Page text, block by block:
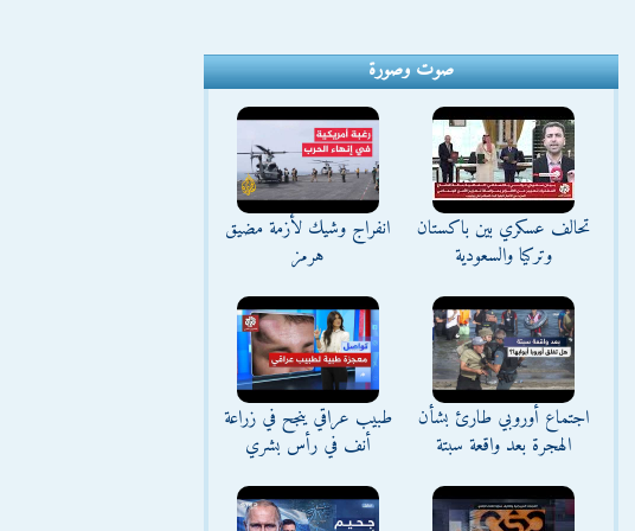
صوت وصورة
تحالف عسكري بين باكستان
وتركيا والسعودية
انفراج وشيك لأزمة مضيق
هرمز
اجتماع أوروبي طارئ بشأن
الهجرة بعد واقعة سبتة
طبيب عراقي ينجح في زراعة
أنف في رأس بشري